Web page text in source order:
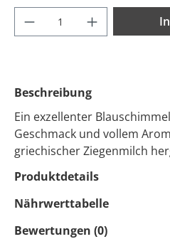
Produkt Anzahl:
Beschreibung
Ein exzellenter
Geschmack und vollem
griechischer Ziegenmilch
Produktdetails
Nährwerttabelle
Bewertungen (0)